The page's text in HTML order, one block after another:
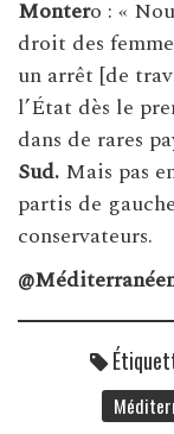
Montero : «
droit des
un arrêt [de
l’État dès le
dans de rares
Sud. Mais pas
partis de
conservateurs.